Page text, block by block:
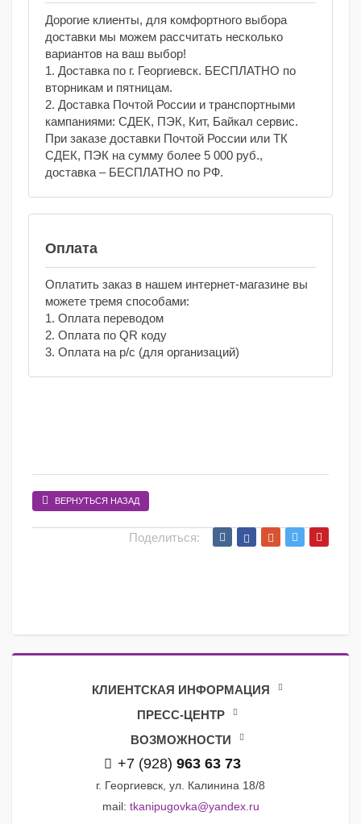
Дорогие клиенты, для комфортного выбора
доставки мы можем рассчитать несколько
вариантов на ваш выбор!
1. Доставка по г. Георгиевск. БЕСПЛАТНО по
вторникам и пятницам.
2. Доставка Почтой России и транспортными
кампаниями: СДЕК, ПЭК, Кит, Байкал сервис.
При заказе доставки Почтой России или ТК
СДЕК, ПЭК на сумму более 5 000 руб.,
доставка – БЕСПЛАТНО по РФ.
Оплата
Оплатить заказ в нашем интернет-магазине вы
можете тремя способами:
1. Оплата переводом
2. Оплата по QR коду
3. Оплата на р/с (для организаций)
ВЕРНУТЬСЯ НАЗАД
Поделиться:
КЛИЕНТСКАЯ ИНФОРМАЦИЯ
ПРЕСС-ЦЕНТР
ВОЗМОЖНОСТИ
+7 (928) 963 63 73
г. Георгиевск, ул. Калинина 18/8
mail: tkanipugovka@yandex.ru